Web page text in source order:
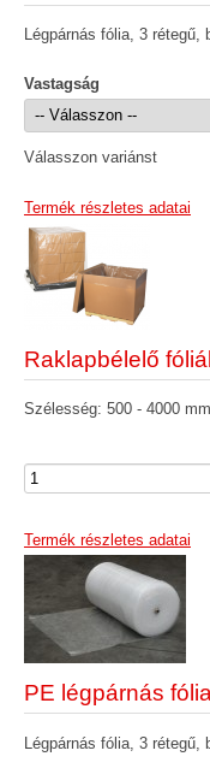
Légpárnás fólia, 3 rétegű,
Vastagság
Válasszon variánst
Termék részletes adatai
Raklapbélelő
Szélesség: 500 - 4000
Termék részletes adatai
PE légpárnás
Légpárnás fólia, 3 rétegű,